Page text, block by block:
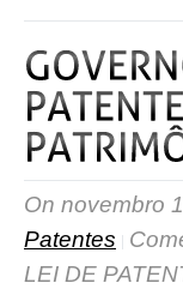
On novembro
Patentes
LEI DE